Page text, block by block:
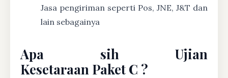
Jasa pengiriman seperti Pos, JNE, J&T dan
lain sebagainya
Apa sih Ujian
Kesetaraan Paket C ?